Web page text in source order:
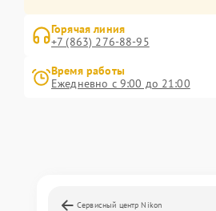
Горячая линия
+7 (863) 276-88-95
Время работы
Ежедневно с 9:00 до 21:00
Сервисный центр Nikon